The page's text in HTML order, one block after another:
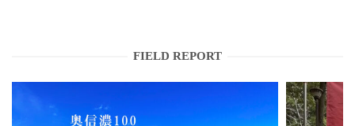
FIELD REPORT